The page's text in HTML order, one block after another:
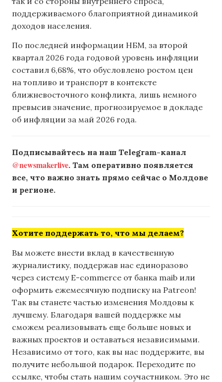
поддерживаемого благоприятной динамикой
доходов населения.
По последней информации НБМ, за второй
квартал 2026 года годовой уровень инфляции
составил 6,68%, что обусловлено ростом цен
на топливо и транспорт в контексте
ближневосточного конфликта, лишь немного
превысив значение, прогнозируемое в докладе
об инфляции за май 2026 года.
Подписывайтесь на наш Telegram-канал
@newsmakerlive. Там оперативно появляется
все, что важно знать прямо сейчас о Молдове
и регионе.
Хотите поддержать то, что мы делаем?
Вы можете внести вклад в качественную
журналистику, поддержав нас единоразово
через систему E-commerce от банка maib или
оформить ежемесячную подписку на Patreon!
Так вы станете частью изменения Молдовы к
лучшему. Благодаря вашей поддержке мы
сможем реализовывать еще больше новых и
важных проектов и оставаться независимыми.
Независимо от того, как вы нас поддержите, вы
получите небольшой подарок. Переходите по
ссылке, чтобы стать нашим соучастником. Это не